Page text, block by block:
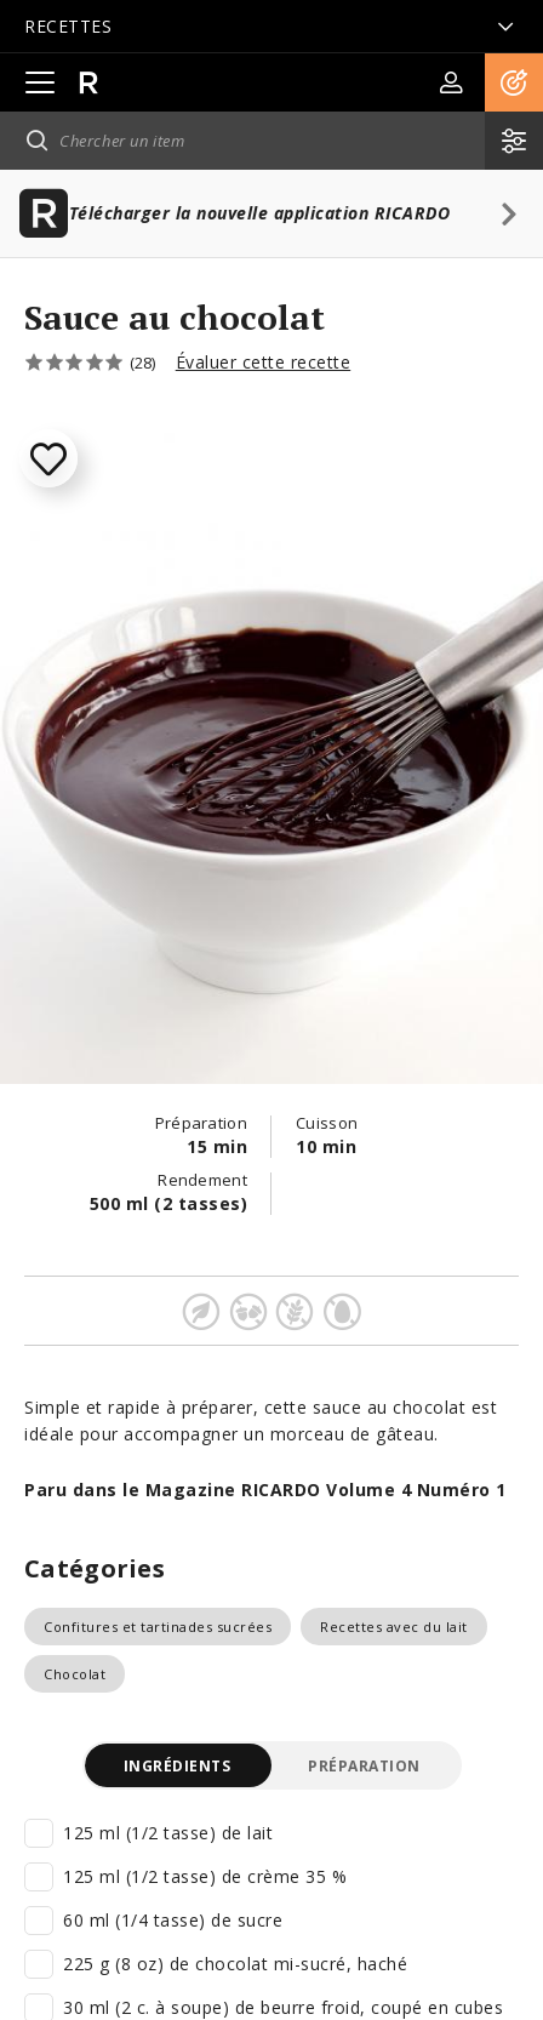
RECETTES
Ouvrir
la
navigation
principale
Télécharger la nouvelle application RICARDO
Sauce au chocolat
(28) Évaluer cette recette
Préparation
15 min
Cuisson
10 min
Rendement
500 ml (2 tasses)
Simple et rapide à préparer, cette sauce au chocolat est
idéale pour accompagner un morceau de gâteau.
Paru dans le Magazine RICARDO Volume 4 Numéro 1
Catégories
Confitures et tartinades sucrées Recettes avec du lait
Chocolat
INGRÉDIENTS PRÉPARATION
125 ml (1/2 tasse) de lait
125 ml (1/2 tasse) de crème 35 %
60 ml (1/4 tasse) de sucre
225 g (8 oz) de chocolat mi-sucré, haché
30 ml (2 c. à soupe) de beurre froid, coupé en cubes